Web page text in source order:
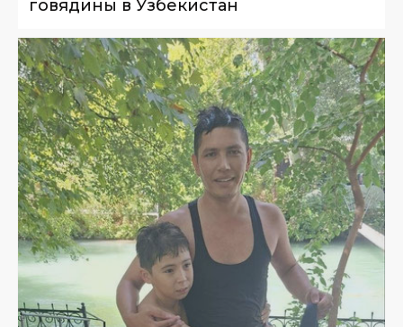
говядины в Узбекистан